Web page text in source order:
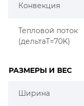
Конвекция
Тепловой поток
(дельтаT=70K)
РАЗМЕРЫ И ВЕС
Ширина